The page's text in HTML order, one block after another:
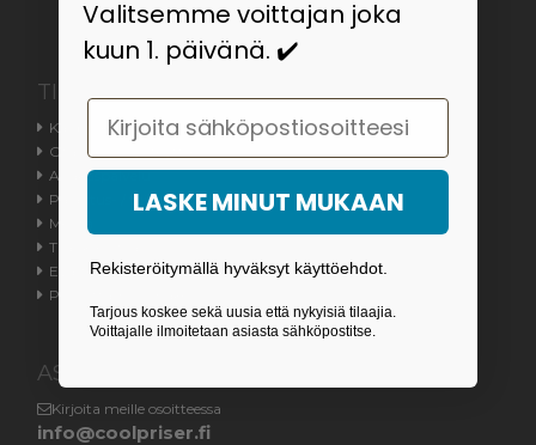
TIETOA
Kauppaehdot
Ota meihin yhteyttä
Asiakaspalvelu
Palautus- / toimitusoikeus
Meistä
Tilauksen tila
Evästeasetukset
Peruuttamislomake
ASIAKASPALVELU
Kirjoita meille osoitteessa
info@coolpriser.fi
Valitsemme voittajan joka
kuun 1. päivänä. ✔️
Email
LASKE MINUT MUKAAN
Rekisteröitymällä hyväksyt käyttöehdot.
Tarjous koskee sekä uusia että nykyisiä tilaajia.
Voittajalle ilmoitetaan asiasta sähköpostitse.